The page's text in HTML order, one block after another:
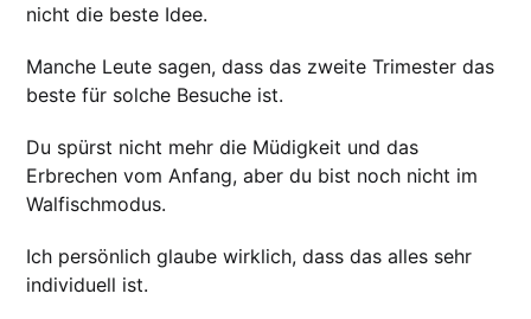
nicht die beste Idee.
Manche Leute sagen, dass das zweite Trimester das
beste für solche Besuche ist.
Du spürst nicht mehr die Müdigkeit und das
Erbrechen vom Anfang, aber du bist noch nicht im
Walfischmodus.
Ich persönlich glaube wirklich, dass das alles sehr
individuell ist.